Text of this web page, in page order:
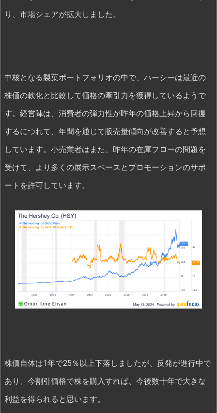
り、市場シェアが拡大しました。
中核となる製菓ポートフォリオの中で、ハーシーは最近の
株価の軟化と比較して価格の牽引力を獲得しているようで
す。経営陣は、消費者の弾力性が昨年の価格上昇から回復
するにつれて、年間を通じて販売量傾向が改善すると予想
しています。小売業者はまた、昨年の在庫フローの問題を
受けて、より多くの展示スペースとプロモーションのサポ
ートを許可しています。
株価自体は1年で25％以上下落しましたが、反発が進行中で
あり、今割引価格で株を購入すれば、今後数十年で大きな
利益を得られると思います。